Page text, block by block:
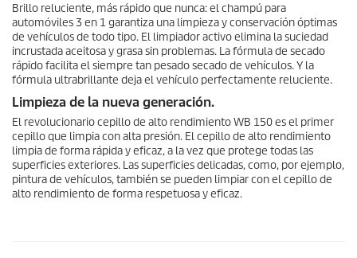
Brillo reluciente, más rápido que nunca: el champú para
automóviles 3 en 1 garantiza una limpieza y conservación óptimas
de vehículos de todo tipo. El limpiador activo elimina la suciedad
incrustada aceitosa y grasa sin problemas. La fórmula de secado
rápido facilita el siempre tan pesado secado de vehículos. Y la
fórmula ultrabrillante deja el vehículo perfectamente reluciente.
Limpieza de la nueva generación.
El revolucionario cepillo de alto rendimiento WB 150 es el primer
cepillo que limpia con alta presión. El cepillo de alto rendimiento
limpia de forma rápida y eficaz, a la vez que protege todas las
superficies exteriores. Las superficies delicadas, como, por ejemplo,
pintura de vehículos, también se pueden limpiar con el cepillo de
alto rendimiento de forma respetuosa y eficaz.